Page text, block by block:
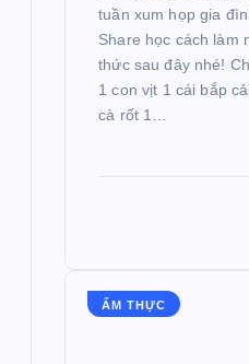
tuần xum họp gia
Share học cách làm
thức sau đây nhé!
1 con vịt 1 cái bắp
cà rốt 1…
ẨM THỰC